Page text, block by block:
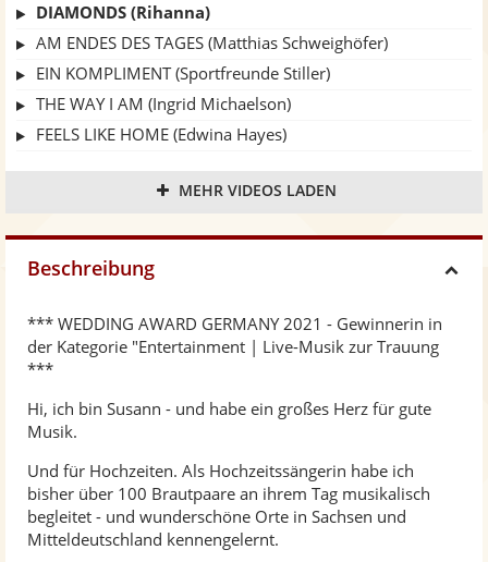
DIAMONDS (Rihanna)
AM ENDES DES TAGES (Matthias Schweighöfer)
EIN KOMPLIMENT (Sportfreunde Stiller)
THE WAY I AM (Ingrid Michaelson)
FEELS LIKE HOME (Edwina Hayes)
I'M ALWAYS HERE (Jimi Jamison)
MEHR VIDEOS LADEN
Beschreibung
*** WEDDING AWARD GERMANY 2021 - Gewinnerin in
der Kategorie "Entertainment | Live-Musik zur Trauung
***
Hi, ich bin Susann - und habe ein großes Herz für gute
Musik.
Und für Hochzeiten. Als Hochzeitssängerin habe ich
bisher über 100 Brautpaare an ihrem Tag musikalisch
begleitet - und wunderschöne Orte in Sachsen und
Mitteldeutschland kennengelernt.